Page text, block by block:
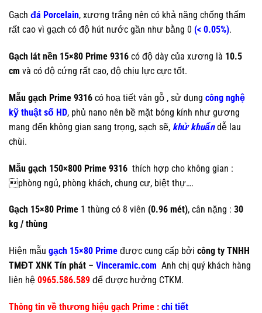
Gạch đá Porcelain, xương trắng nên có khả năng chống thấm
rất cao vì gạch có độ hút nước gần như bằng 0 (< 0.05%).
Gạch lát nền 15×80 Prime 9316 có độ dày của xương là 10.5
cm và có độ cứng rất cao, độ chịu lực cực tốt.
Mẫu gạch Prime 9316 có hoạ tiết vân gỗ , sử dụng công nghệ
kỹ thuật số HD, phủ nano nên bề mặt bóng kính như gương
mang đến không gian sang trọng, sạch sẽ, khử khuẩn dễ lau
chùi.
Mẫu gạch 150×800 Prime 9316 thích hợp cho không gian :
phòng ngủ, phòng khách, chung cư, biệt thự….
Gạch 15×80 Prime 1 thùng có 8 viên (0.96 mét), cân nặng : 30
kg / thùng
Hiện mẫu gạch 15×80 Prime được cung cấp bởi công ty TNHH
TMĐT XNK Tín phát – Vinceramic.com Anh chị quý khách hàng
liên hệ 0965.586.589 để được hưởng CTKM.
Thông tin về thương hiệu gạch Prime : chi tiết